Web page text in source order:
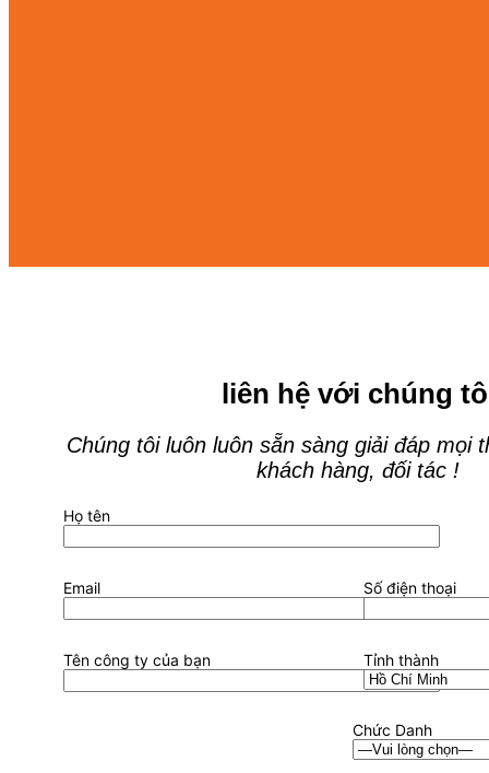
liên hệ với chúng
Chúng tôi luôn luôn sẵn sàng giải đáp mọi
khách hàng, đối tác !
Họ tên
Email Số điện thoại
Tên công ty của bạn Tỉnh thành
Chức Danh